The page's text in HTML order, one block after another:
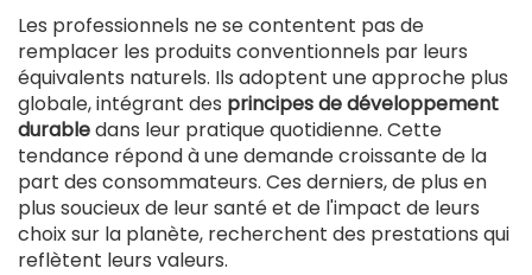
Les professionnels ne se contentent pas de
remplacer les produits conventionnels par leurs
équivalents naturels. Ils adoptent une approche plus
globale, intégrant des principes de développement
durabledans leur pratique quotidienne. Cette
tendance répond à une demande croissante de la
part des consommateurs. Ces derniers, de plus en
plus soucieux de leur santé et de l'impact de leurs
choix sur la planète, recherchent des prestations qui
reflètent leurs valeurs.